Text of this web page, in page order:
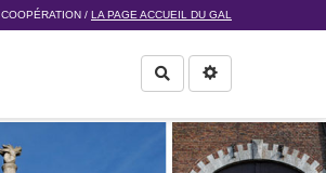
COOPÉRATION / LA PAGE ACCUEIL DU GAL
Rechercher